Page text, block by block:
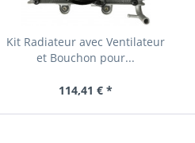
Kit Radiateur avec Ventilateur
et Bouchon pour...
114,41 € *